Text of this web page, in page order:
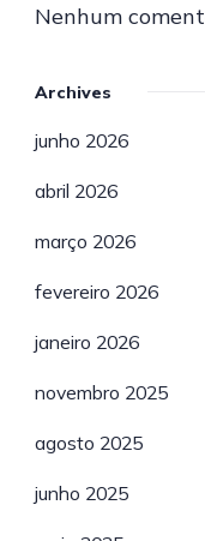
Nenhum
Archives
junho 2026
abril 2026
março 2026
fevereiro 2026
janeiro 2026
novembro 2025
agosto 2025
junho 2025